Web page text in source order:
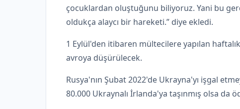
çocuklardan oluştuğunu biliyoruz. Yani bu
oldukça alaycı bir hareketi.” diye ekledi.
1 Eylül'den itibaren mültecilere yapılan
avroya düşürülecek.
Rusya'nın Şubat 2022'de Ukrayna'yı işgal
80.000 Ukraynalı İrlanda'ya taşınmış olsa da